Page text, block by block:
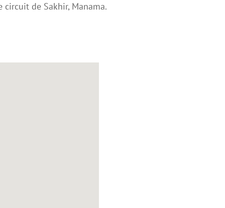
de Sakhir, Manama.